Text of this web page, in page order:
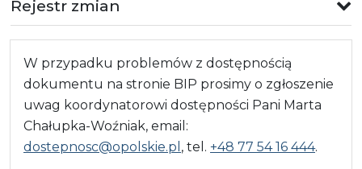
Rejestr zmian
W przypadku problemów z dostępnością
dokumentu na stronie BIP prosimy o zgłoszenie
uwag koordynatorowi dostępności Pani Marta
Chałupka-Woźniak, email:
dostepnosc@opolskie.pl , tel. +48 77 54 16 444.